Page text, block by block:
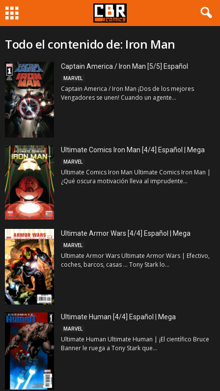
Todo el contenido de: Iron Man
Captain America / Iron Man [5/5] Español
MARVEL
Captain America / Iron Man ¡Dos de los mejores
Vengadores se unen! Cuando un agente...
Ultimate Comics Iron Man [4/4] Español | Mega
MARVEL
Ultimate Comics Iron Man Ultimate Comics Iron Man |
¿Qué oscura motivación lleva al imprudente...
Ultimate Armor Wars [4/4] Español | Mega
MARVEL
Ultimate Armor Wars Ultimate Armor Wars | Efectivo,
coches, barcos, casas … Tony Stark lo...
Ultimate Human [4/4] Español | Mega
MARVEL
Ultimate Human Ultimate Human | ¡El científico Bruce
Banner le ruega a Tony Stark que...